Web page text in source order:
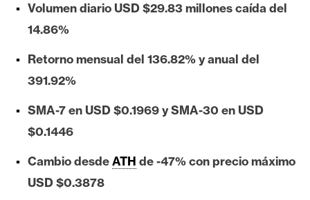
u
m
I
n
á
Volumen diario USD $29.83 millones caída del
14.86%
Retorno mensual del 136.82% y anual del
391.92%
SMA-7 en USD $0.1969 y SMA-30 en USD
$0.1446
Cambio desdeATH de -47% con precio máximo
USD $0.3878